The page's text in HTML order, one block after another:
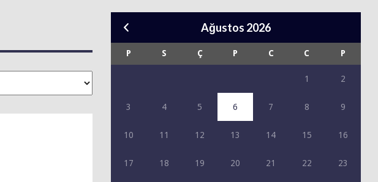
Ağustos 2026
P S Ç P C C P
1 2
3 4 5 6 7 8 9
10 11 12 13 14 15 16
17 18 19 20 21 22 23